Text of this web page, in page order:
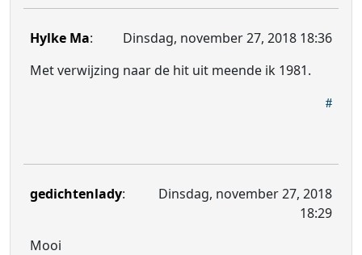
Hylke Ma:
Dinsdag, november 27, 2018 18:36
Met verwijzing naar de hit uit meende ik 1981.
gedichtenlady:
Dinsdag, november 27, 2018
18:29
Mooi